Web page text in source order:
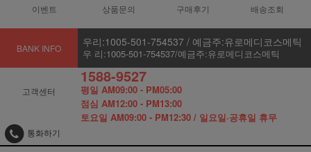
이벤트 상품문의 구매후기 배송조회
BANK INFO 우리:1005-501-754537 / 예금주:유로메디코스메틱
우 리:1005-501-754537/예금주:유로메디코스메틱
고객센터
1588-9527
평일 AM09:00 - PM05:00
점심 AM12:00 - PM13:00
토요일 AM09:00 - PM12:30 / 일요일·공휴일 휴무
통화하기